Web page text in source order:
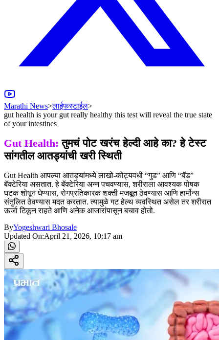
Marathi News>लाईफस्टाईल>
gut health is your gut really healthy this test will reveal the true state
of your intestines
Gut Health: तुमचं पोट खरंच हेल्दी आहे का? हे टेस्ट
सांगतील आतड्यांची खरी स्थिती
Gut Health आपल्या आतड्यांमध्ये लाखो-कोट्यवधी “गुड” आणि “बॅड”
बॅक्टेरिया असतात. हे बॅक्टेरिया अन्न पचवण्यास, शरीराला आवश्यक पोषक
घटक शोषून घेण्यास, रोगप्रतिकारक शक्ती मजबूत ठेवण्यास आणि हार्मोन्स
संतुलित ठेवण्यास मदत करतात. त्यामुळे गट हेल्थ व्यवस्थित असेल तर शरीरात
ऊर्जा टिकून राहते आणि अनेक आजारांपासून बचाव होतो.
ByYogeshwari Bhosale
Updated On:April 21, 2026, 10:17 am